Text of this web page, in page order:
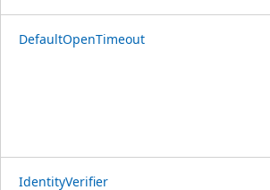
DefaultOpenTimeout
IdentityVerifier